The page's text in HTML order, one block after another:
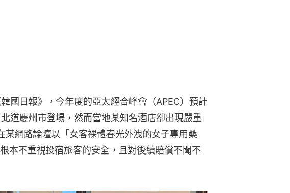
國日報》，今年度的亞太經合峰會（APEC）預計
道慶州市登場，然而當地某知名酒店卻出現嚴重
某網路論壇以「女客裸體春光外洩的女子專用桑
本不重視投宿旅客的安全，且對後續賠償不聞不